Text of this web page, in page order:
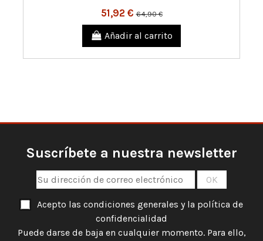
51,92 €64,90 €
Añadir al carrito
Suscríbete a nuestra newsletter
Acepto las condiciones generales y la política de
confidencialidad
Puede darse de baja en cualquier momento. Para ello,